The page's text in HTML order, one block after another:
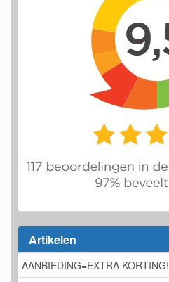
Artikelen
AANBIEDING=EXTRA KORTING!